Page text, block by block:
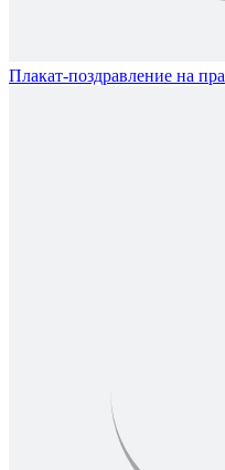
Плакат-поздравление на